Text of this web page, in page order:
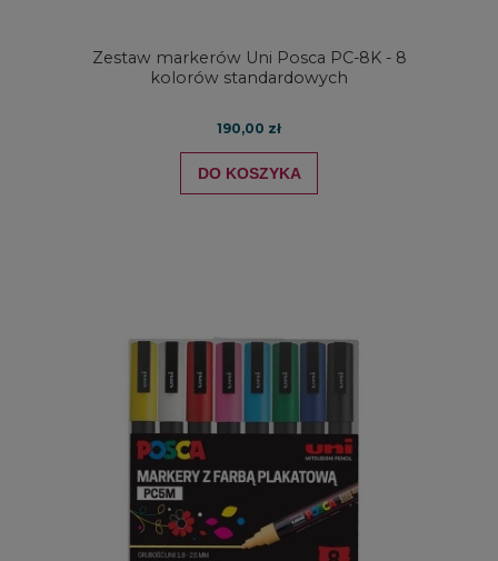
Zestaw markerów Uni Posca PC-8K - 8
kolorów standardowych
190,00 zł
DO KOSZYKA